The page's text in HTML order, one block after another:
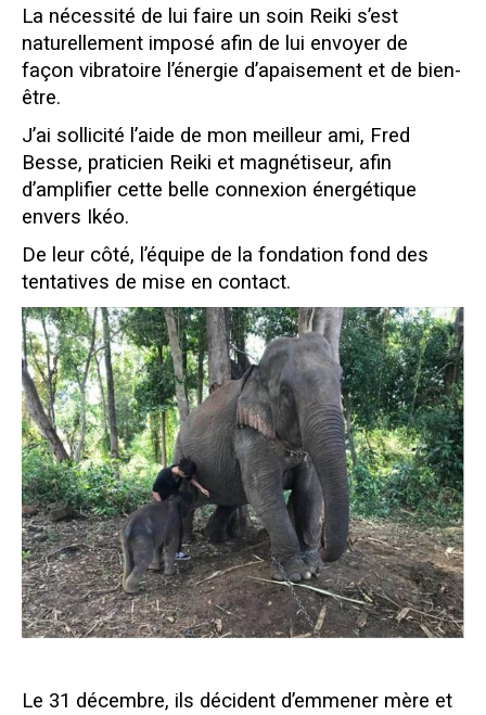
La nécessité de lui faire un soin Reiki s’est
naturellement imposé afin de lui envoyer de
façon vibratoire l’énergie d’apaisement et de bien-
être.
J’ai sollicité l’aide de mon meilleur ami, Fred
Besse, praticien Reiki et magnétiseur, afin
d’amplifier cette belle connexion énergétique
envers Ikéo.
De leur côté, l’équipe de la fondation fond des
tentatives de mise en contact.
Le 31 décembre, ils décident d’emmener mère et